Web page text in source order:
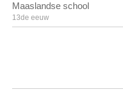
Maaslandse school
13de eeuw